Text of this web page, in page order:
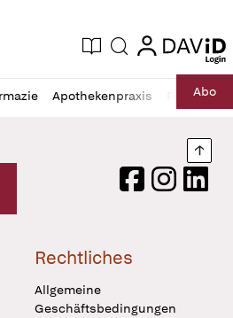
Zeitung
Aktuelle Ausgabe
Suche login
login
Apothekenpraxis RechtAbo
Logo
FacebookInstagram
Rechtliches
Allgemeine
Geschäftsbedingungen